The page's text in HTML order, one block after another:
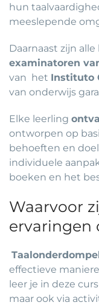
hun
meeslepende
Daarnaast zijn
examinatoren
van het Instituto
van onderwijs
Elke leerling
ontworpen op
behoeften en
individuele
boeken en het
Waarvoor
ervaringen
effectieve
leer je in deze
maar ook via